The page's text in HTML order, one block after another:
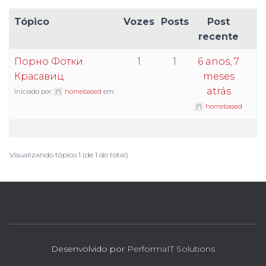
Tópico Vozes Posts
Post
recente
Порно Фотки
Красавиц
Iniciado por: homebased em:
1 1
6 anos, 7
meses
atrás
homebased
Visualizando tópico 1 (de 1 do total)
Desenvolvido por PerformaIT Solutions